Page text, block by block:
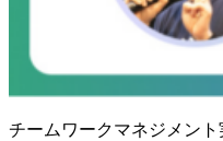
チームワークマネジメン